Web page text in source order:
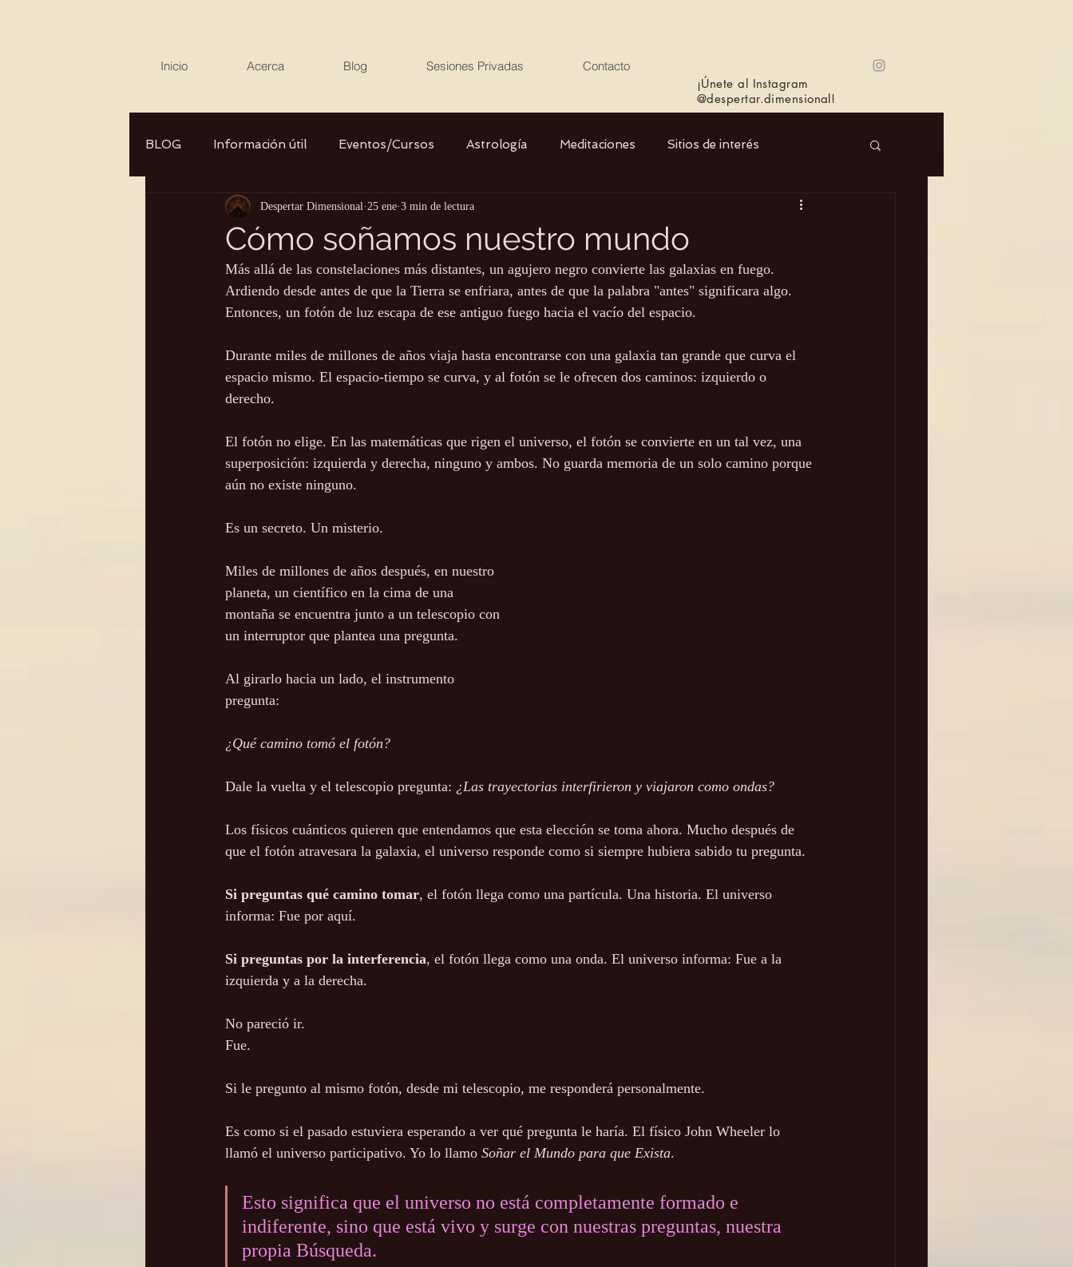
Inicio Acerca Blog Sesiones Privadas
Contacto
¡Únete al Instagram
@despertar.dimensional!
BLOG Información útil Eventos/Cursos Astrología Meditaciones Sitios de interés
Canalizaciones/Entrevistas Libros Cristales Música
Aromaterapia/Herbolaria Agua Ciencia Salud Yoga Medio ambiente Bioagricultura
Cómo soñamos nuestro mundo
Despertar Dimensional 25 ene 3 min de lectura
Más allá de las constelaciones más distantes, un agujero negro convierte las galaxias en fuego.
Ardiendo desde antes de que la Tierra se enfriara, antes de que la palabra "antes" significara algo.
Entonces, un fotón de luz escapa de ese antiguo fuego hacia el vacío del espacio.
Durante miles de millones de años viaja hasta encontrarse con una galaxia tan grande que curva el
espacio mismo. El espacio-tiempo se curva, y al fotón se le ofrecen dos caminos: izquierdo o
derecho.
El fotón no elige. En las matemáticas que rigen el universo, el fotón se convierte en un tal vez, una
superposición: izquierda y derecha, ninguno y ambos. No guarda memoria de un solo camino porque
aún no existe ninguno.
Es un secreto. Un misterio.
Miles de millones de años después, en nuestro
planeta, un científico en la cima de una
montaña se encuentra junto a un telescopio con
un interruptor que plantea una pregunta.
Al girarlo hacia un lado, el instrumento
pregunta:
¿Qué camino tomó el fotón?
Dale la vuelta y el telescopio pregunta: ¿Las trayectorias interfirieron y viajaron como ondas?
Los físicos cuánticos quieren que entendamos que esta elección se toma ahora. Mucho después de
que el fotón atravesara la galaxia, el universo responde como si siempre hubiera sabido tu pregunta.
Si preguntas qué camino tomar, el fotón llega como una partícula. Una historia. El universo
informa: Fue por aquí.
Si preguntas por la interferencia, el fotón llega como una onda. El universo informa: Fue a la
izquierda y a la derecha.
No pareció ir.
Fue.
Si le pregunto al mismo fotón, desde mi telescopio, me responderá personalmente.
Es como si el pasado estuviera esperando a ver qué pregunta le haría. El físico John Wheeler lo
llamó el universo participativo. Yo lo llamo Soñar el Mundo para que Exista.
Esto significa que el universo no está completamente formado e
indiferente, sino que está vivo y surge con nuestras preguntas, nuestra
propia Búsqueda.